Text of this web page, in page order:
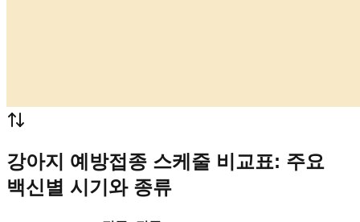
강아지 예방접종 스케줄 비교표: 주요
백신별 시기와 종류